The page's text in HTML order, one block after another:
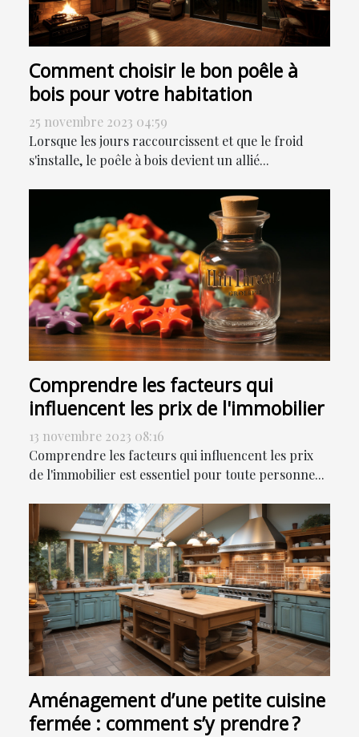
Comment choisir le bon poêle à
bois pour votre habitation
25 novembre 2023 04:59
Lorsque les jours raccourcissent et que le froid
s'installe, le poêle à bois devient un allié...
Comprendre les facteurs qui
influencent les prix de l'immobilier
13 novembre 2023 08:16
Comprendre les facteurs qui influencent les prix
de l'immobilier est essentiel pour toute personne...
Aménagement d’une petite cuisine
fermée : comment s’y prendre ?